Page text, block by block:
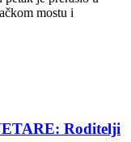
mostu i
Roditelji